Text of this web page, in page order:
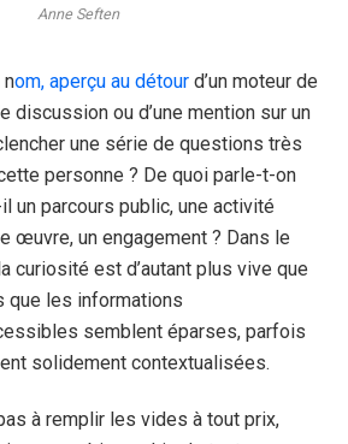
Anne Seften
nom, aperçu au détour d’un moteur de
discussion ou d’une mention sur un
une série de questions très
personne ? De quoi parle-t-on
un parcours public, une activité
œuvre, un engagement ? Dans le
curiosité est d’autant plus vive que
que les informations
semblent éparses, parfois
solidement contextualisées.
à remplir les vides à tout prix,